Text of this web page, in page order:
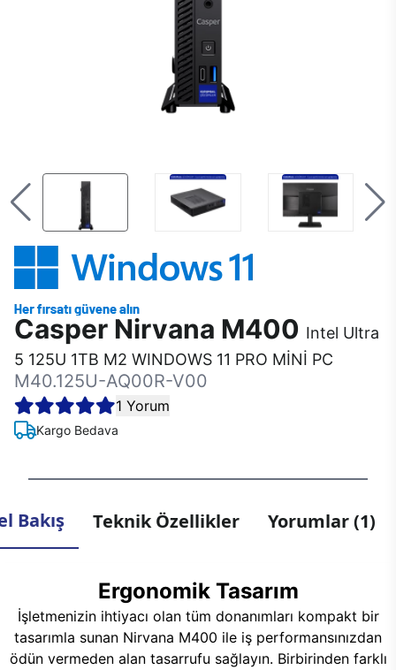
Casper Nirvana M400 Intel Ultra
5 125U 1TB M2 WINDOWS 11 PRO MİNİ PC
M40.125U-AQ00R-V00
1 Yorum
Kargo Bedava
Bakış Teknik Özellikler Yorumlar (1)
Ergonomik Tasarım
İşletmenizin ihtiyacı olan tüm donanımları kompakt bir
tasarımla sunan Nirvana M400 ile iş performansınızdan
ödün vermeden alan tasarrufu sağlayın. Birbirinden farklı